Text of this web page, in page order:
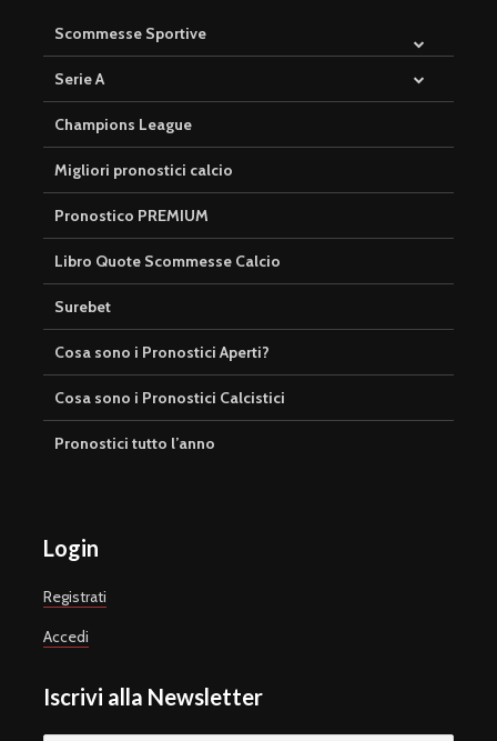
Scommesse Sportive
Serie A
Champions League
Migliori pronostici calcio
Pronostico PREMIUM
Libro Quote Scommesse Calcio
Surebet
Cosa sono i Pronostici Aperti?
Cosa sono i Pronostici Calcistici
Pronostici tutto l’anno
Login
Registrati
Accedi
Iscrivi alla Newsletter